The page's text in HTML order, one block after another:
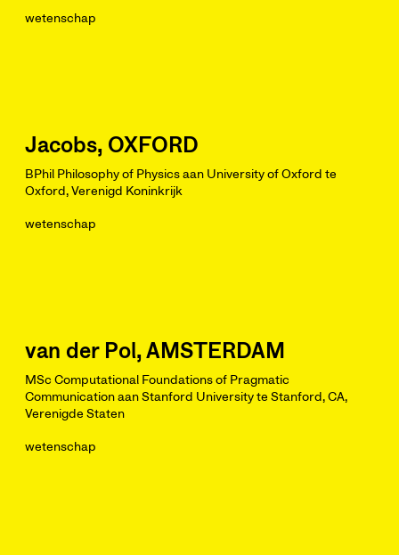
wetenschap
Jacobs, OXFORD
BPhil Philosophy of Physics aan University of Oxford te
Oxford, Verenigd Koninkrijk
wetenschap
van der Pol, AMSTERDAM
MSc Computational Foundations of Pragmatic
Communication aan Stanford University te Stanford, CA,
Verenigde Staten
wetenschap